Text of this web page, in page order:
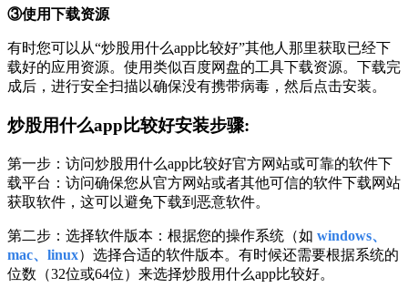
③使用下载资源
有时您可以从“炒股用什么app比较好”其他人那里获取已经下
载好的应用资源。使用类似百度网盘的工具下载资源。下载完
成后，进行安全扫描以确保没有携带病毒，然后点击安装。
炒股用什么app比较好安装步骤:
第一步：访问炒股用什么app比较好官方网站或可靠的软件下
载平台：访问确保您从官方网站或者其他可信的软件下载网站
获取软件，这可以避免下载到恶意软件。
第二步：选择软件版本：根据您的操作系统（如 windows、
mac、linux）选择合适的软件版本。有时候还需要根据系统的
位数（32位或64位）来选择炒股用什么app比较好。